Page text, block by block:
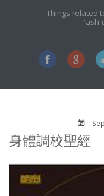
Things related
身體調校聖經